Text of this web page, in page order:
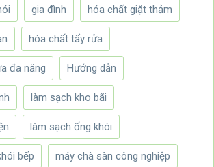
gia đình hóa chất giặt thảm
hóa chất tẩy rửa
đa năng Hướng dẫn
làm sạch kho bãi
làm sạch ống khói
bếp máy chà sàn công nghiệp